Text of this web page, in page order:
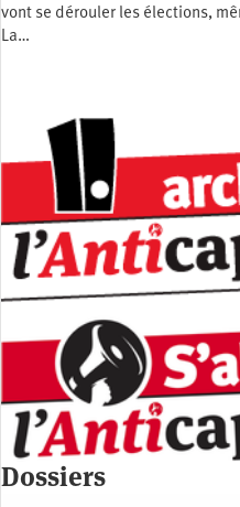
vont se dérouler les élections,
La…
Dossiers